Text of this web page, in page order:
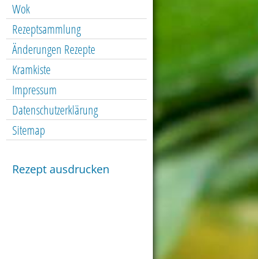
Wok
Rezeptsammlung
Änderungen Rezepte
Kramkiste
Impressum
Datenschutzerklärung
Sitemap
Rezept ausdrucken